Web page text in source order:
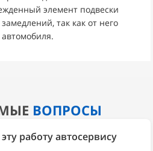
элемент подвески
так как от него
ВОПРОСЫ
работу автосервису